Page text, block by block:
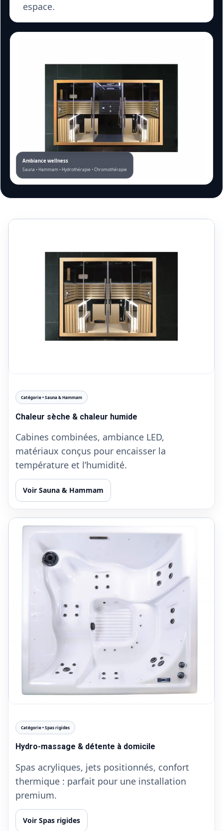
espace.
Ambiance wellness
Sauna • Hammam • Hydrothérapie • Chromothérapie
Catégorie • Sauna & Hammam
Chaleur sèche & chaleur humide
Cabines combinées, ambiance LED,
matériaux conçus pour encaisser la
température et l’humidité.
Voir Sauna & Hammam
Catégorie • Spas rigides
Hydro-massage & détente à domicile
Spas acryliques, jets positionnés, confort
thermique : parfait pour une installation
premium.
Voir Spas rigides